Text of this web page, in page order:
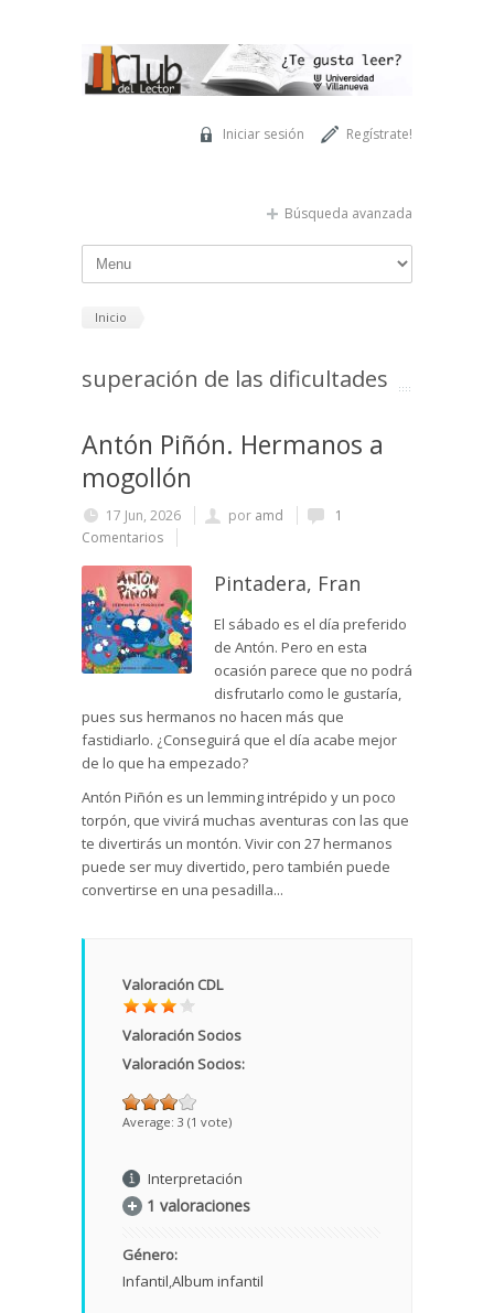
Regístrate!
Iniciar sesión
Búsqueda avanzada
Inicio
superación de las dificultades
Antón Piñón. Hermanos a
mogollón
17 Jun, 2026 por amd
1
Comentarios
Pintadera, Fran
El sábado es el día preferido
de Antón. Pero en esta
ocasión parece que no podrá
disfrutarlo como le gustaría,
pues sus hermanos no hacen más que
fastidiarlo. ¿Conseguirá que el día acabe mejor
de lo que ha empezado?
Antón Piñón es un lemming intrépido y un poco
torpón, que vivirá muchas aventuras con las que
te divertirás un montón. Vivir con 27 hermanos
puede ser muy divertido, pero también puede
convertirse en una pesadilla...
Valoración CDL
Valoración Socios
Valoración Socios:
Average: 3 (1 vote)
Interpretación
1 valoraciones
Género:
Infantil Album infantil